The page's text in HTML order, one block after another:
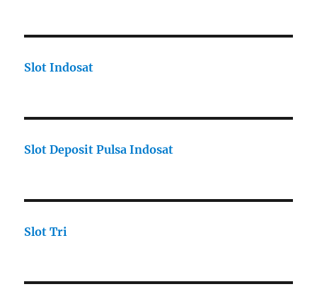
Slot Indosat
Slot Deposit Pulsa Indosat
Slot Tri